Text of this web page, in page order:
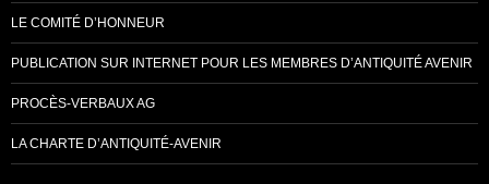
LE COMITÉ D’HONNEUR
PUBLICATION SUR INTERNET POUR LES MEMBRES D’ANTIQUITÉ AVENIR
PROCÈS-VERBAUX AG
LA CHARTE D’ANTIQUITÉ-AVENIR